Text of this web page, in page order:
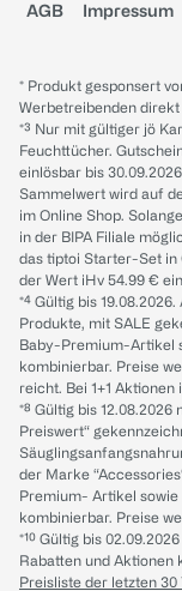
AGB Impressum
* Produkt gesponsert
Werbetreibenden
*³ Nur mit gültiger jö
Feuchttücher.
einlösbar bis
Sammelwert wird auf
im Online Shop.
in der BIPA Filiale
das tiptoi Starter-Set
der Wert iHv 54.99 €
*⁴ Gültig bis
Produkte, mit SALE
Baby-Premium-Artikel
kombinierbar. Preise
reicht. Bei 1+1
*⁸ Gültig bis 12.08.2026
Preiswert“
der Marke
Premium- Artikel
kombinierbar. Preise
*¹⁰ Gültig bis
Rabatten und Aktionen
Preisliste der letzten 30